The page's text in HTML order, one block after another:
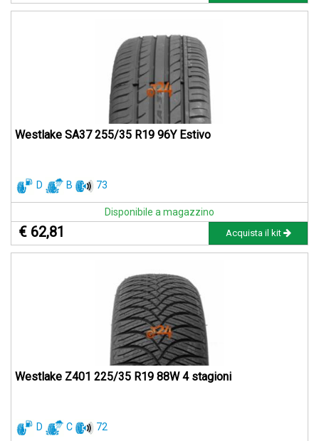
Westlake SA37 255/35 R19 96Y Estivo
D B 73
Disponibile a magazzino
€ 62,81 Acquista il kit
Westlake Z401 225/35 R19 88W 4 stagioni
D C 72